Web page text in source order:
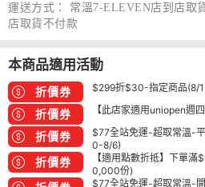
運送方式：
常溫7-ELEVEN店到店取
店取貨不付款
本商品適用活動
折價券 $299折$30-指定商品(8/
折價券 【此店家適用uniopen週
折價券
$77全站免運-超取常溫-
0-8/6)
折價券
【適用點數折抵】下單
0,000份)
$77全站免運-超取常溫-